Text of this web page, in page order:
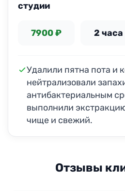
студии
7900 ₽ 2 часа
Удалили пятна пота и
нейтрализовали
антибактериальным
выполнили
чище и свежий.
Отзывы